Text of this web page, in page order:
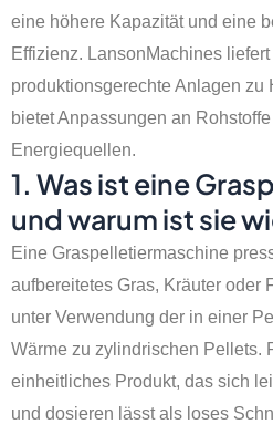
eine höhere Kapazität und eine
Effizienz. LansonMachines
produktionsgerechte Anlagen zu
bietet Anpassungen an
Energiequellen.
1. Was ist eine
und warum ist sie
Eine Graspelletiermaschine
aufbereitetes Gras, Kräuter oder
unter Verwendung der in einer
Wärme zu zylindrischen Pellets.
einheitliches Produkt, das sich
und dosieren lässt als loses